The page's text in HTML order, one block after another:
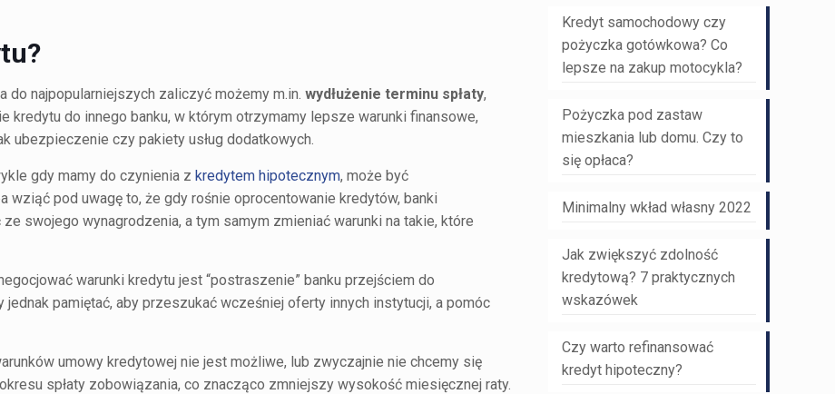
do najpopularniejszych zaliczyć możemy m.in.wydłużenie terminu spłaty,
kredytu do innego banku, w którym otrzymamy lepsze warunki finansowe,
ubezpieczenie czy pakiety usług dodatkowych.
gdy mamy do czynienia zkredytem hipotecznym, może być
wziąć pod uwagę to, że gdy rośnie oprocentowanie kredytów, banki
swojego wynagrodzenia, a tym samym zmieniać warunki na takie, które
warunki kredytu jest “postraszenie” banku przejściem do
pamiętać, aby przeszukać wcześniej oferty innych instytucji, a pomóc
umowy kredytowej nie jest możliwe, lub zwyczajnie nie chcemy się
spłaty zobowiązania, co znacząco zmniejszy wysokość miesięcznej raty.
Kredyt samochodowy czy
pożyczka gotówkowa? Co
lepsze na zakup motocykla?
Pożyczka pod zastaw
mieszkania lub domu. Czy to
się opłaca?
Minimalny wkład własny 2022
Jak zwiększyć zdolność
kredytową? 7 praktycznych
wskazówek
Czy warto refinansować
kredyt hipoteczny?